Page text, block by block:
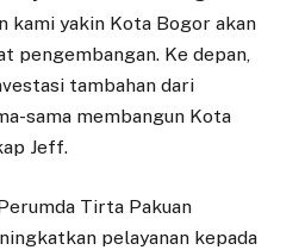
kami yakin Kota Bogor akan
pengembangan. Ke depan,
tambahan dari
sama membangun Kota
Jeff.
Tirta Pakuan
pelayanan kepada